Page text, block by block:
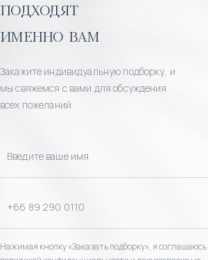
подходят
именно вам
Закажите индивидуальную подборку, и
мы свяжемся с вами для обсуждения
всех пожеланий
Нажимая кнопку «Заказать подборку», я соглашаюсь